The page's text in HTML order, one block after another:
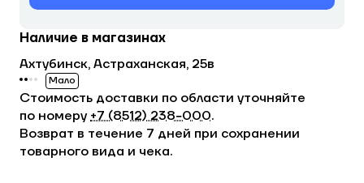
Стоимость доставки по области уточняйте
по номеру +7 (8512) 238−000.
Возврат в течение 7 дней при сохранении
товарного вида и чека.
Наличие в магазинах
Ахтубинск, Астраханская, 25в
Мало